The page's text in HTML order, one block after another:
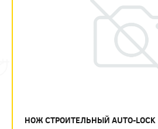
НОЖ СТРОИТЕЛЬНЫЙ AUTO-